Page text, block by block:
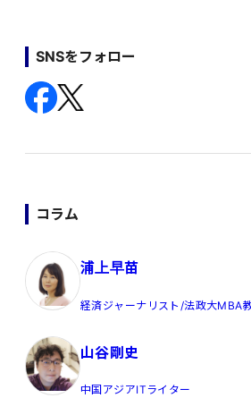
SNSをフォロー
コラム
浦上早苗
経済ジャーナリスト/法政大MBA
山谷剛史
中国アジアITライター